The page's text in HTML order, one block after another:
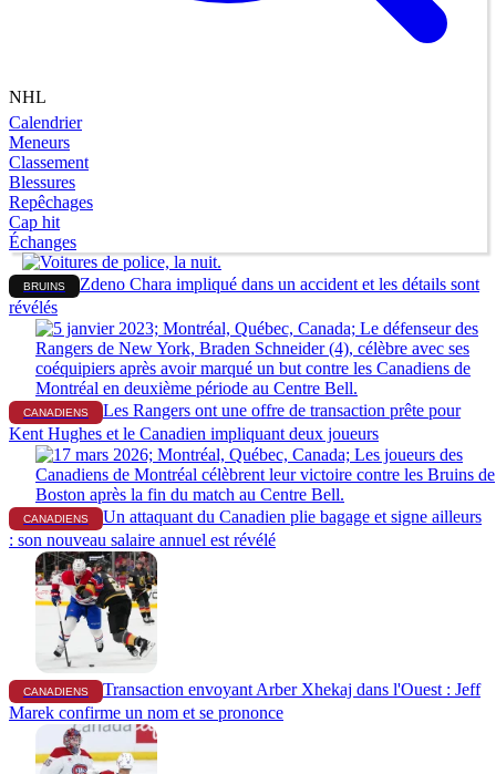
NHL
Calendrier
Meneurs
Classement
Blessures
Repêchages
Cap hit
Échanges
BRUINS
Zdeno Chara impliqué dans un accident et les détails sont
révélés
CANADIENS
Les Rangers ont une offre de transaction prête pour
Kent Hughes et le Canadien impliquant deux joueurs
CANADIENS
Un attaquant du Canadien plie bagage et signe ailleurs
: son nouveau salaire annuel est révélé
CANADIENS
Transaction envoyant Arber Xhekaj dans l'Ouest : Jeff
Marek confirme un nom et se prononce